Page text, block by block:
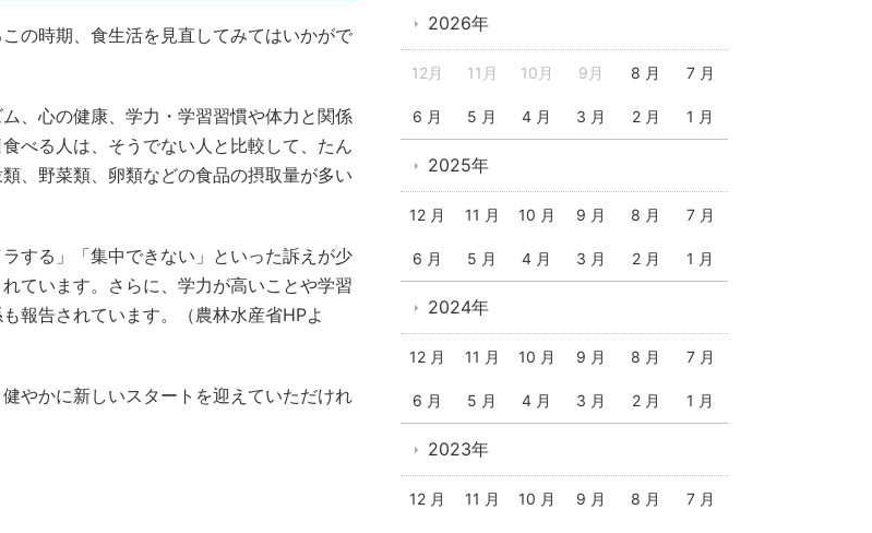
の時期、食生活を見直してみてはいかがで
、心の健康、学力・学習習慣や体力と関係
べる人は、そうでない人と比較して、たん
、野菜類、卵類などの食品の摂取量が多い
する」「集中できない」といった訴えが少
ています。さらに、学力が高いことや学習
報告されています。（農林水産省HPよ
やかに新しいスタートを迎えていただけれ
2026年
12月 11月 10月 9月 8 月 7 月
6 月 5 月 4 月 3 月 2 月 1 月
2025年
12 月 11 月 10 月 9 月 8 月 7 月
6 月 5 月 4 月 3 月 2 月 1 月
2024年
12 月 11 月 10 月 9 月 8 月 7 月
6 月 5 月 4 月 3 月 2 月 1 月
2023年
12 月 11 月 10 月 9 月 8 月 7 月